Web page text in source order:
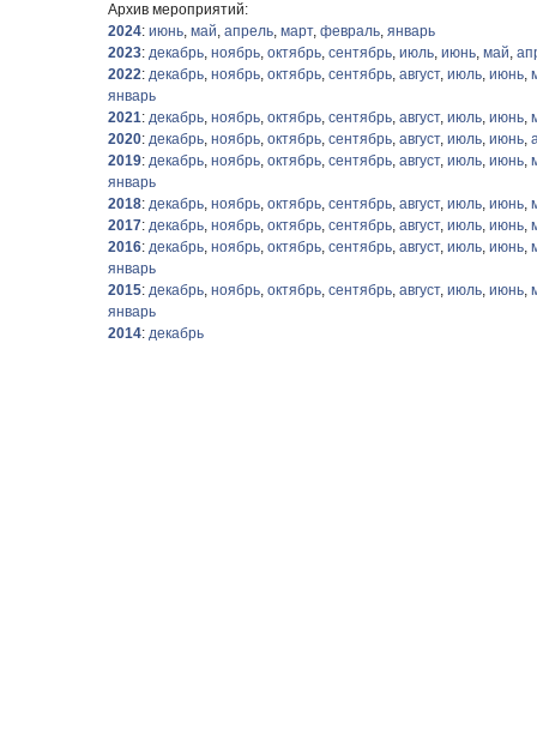
Архив мероприятий:
2024: июнь, май, апрель, март, февраль, январь
2023: декабрь, ноябрь, октябрь, сентябрь, июль, июнь, май,
2022: декабрь, ноябрь, октябрь, сентябрь, август, июль, июнь,
январь
2021: декабрь, ноябрь, октябрь, сентябрь, август, июль, июнь,
2020: декабрь, ноябрь, октябрь, сентябрь, август, июль, июнь,
2019: декабрь, ноябрь, октябрь, сентябрь, август, июль, июнь,
январь
2018: декабрь, ноябрь, октябрь, сентябрь, август, июль, июнь,
2017: декабрь, ноябрь, октябрь, сентябрь, август, июль, июнь,
2016: декабрь, ноябрь, октябрь, сентябрь, август, июль, июнь,
январь
2015: декабрь, ноябрь, октябрь, сентябрь, август, июль, июнь,
январь
2014: декабрь